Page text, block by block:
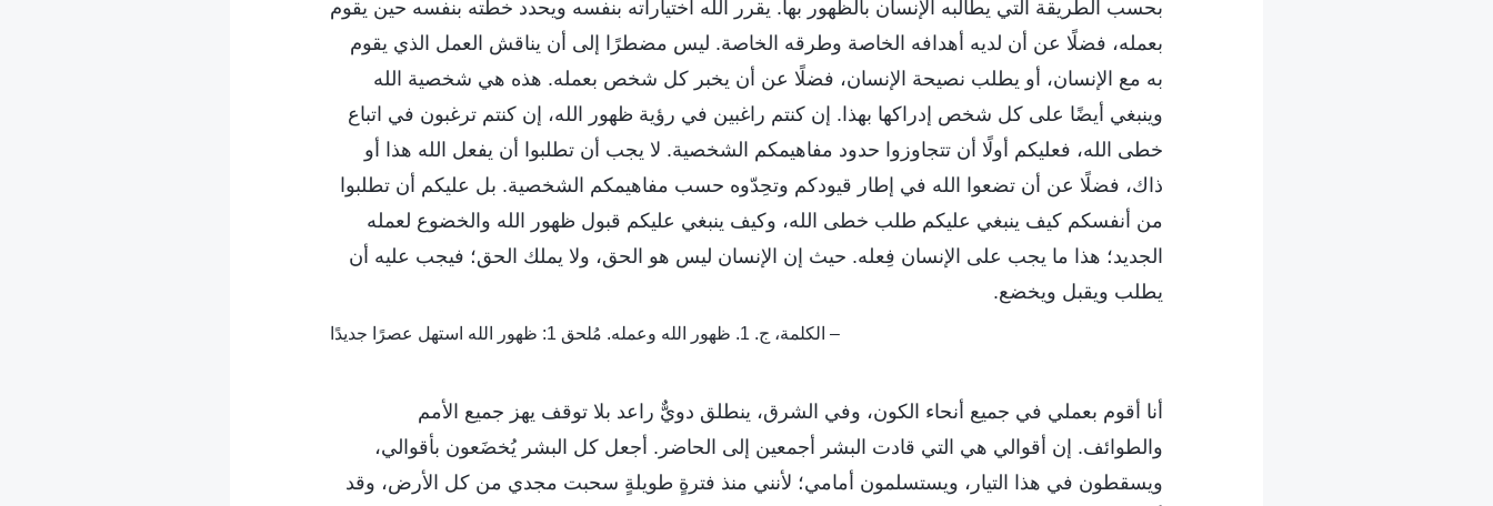
بحسب الطريقة التي يطالبه الإنسان بالظهور بها. يقرر الله اختياراته بنفسه ويحدد خطته بنفسه حين يقوم
بعمله، فضلًا عن أن لديه أهدافه الخاصة وطرقه الخاصة. ليس مضطرًا إلى أن يناقش العمل الذي يقوم
به مع الإنسان، أو يطلب نصيحة الإنسان، فضلًا عن أن يخبر كل شخص بعمله. هذه هي شخصية الله
وينبغي أيضًا على كل شخص إدراكها بهذا. إن كنتم راغبين في رؤية ظهور الله، إن كنتم ترغبون في اتباع
خطى الله، فعليكم أولًا أن تتجاوزوا حدود مفاهيمكم الشخصية. لا يجب أن تطلبوا أن يفعل الله هذا أو
ذاك، فضلًا عن أن تضعوا الله في إطار قيودكم وتحِدّوه حسب مفاهيمكم الشخصية. بل عليكم أن تطلبوا
من أنفسكم كيف ينبغي عليكم طلب خطى الله، وكيف ينبغي عليكم قبول ظهور الله والخضوع لعمله
الجديد؛ هذا ما يجب على الإنسان فِعله. حيث إن الإنسان ليس هو الحق، ولا يملك الحق؛ فيجب عليه أن
يطلب ويقبل ويخضع.
– الكلمة، ج. 1. ظهور الله وعمله. مُلحق 1: ظهور الله استهل عصرًا جديدًا
أنا أقوم بعملي في جميع أنحاء الكون، وفي الشرق، ينطلق دويٌّ راعد بلا توقف يهز جميع الأمم
والطوائف. إن أقوالي هي التي قادت البشر أجمعين إلى الحاضر. أجعل كل البشر يُخضَعون بأقوالي،
ويسقطون في هذا التيار، ويستسلمون أمامي؛ لأنني منذ فترةٍ طويلةٍ سحبت مجدي من كل الأرض، وقد